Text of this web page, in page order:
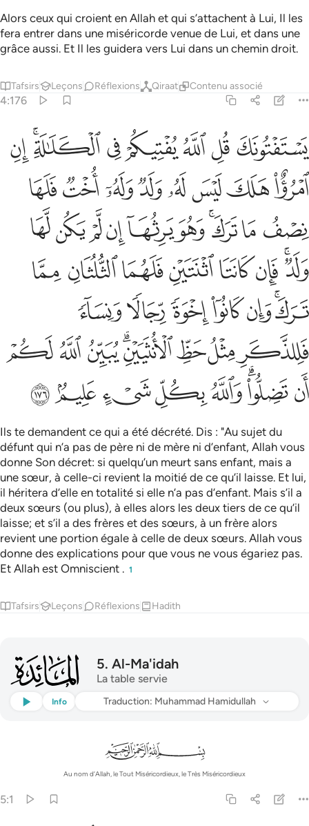
Alors ceux qui croient en Allah et qui s’attachent à Lui, Il les
fera entrer dans une miséricorde venue de Lui, et dans une
grâce aussi. Et Il les guidera vers Lui dans un chemin droit.
Tafsirs Leçons Réflexions Qiraat Contenu associé
4:176
يستفتونك قل الله يفتيكم في الكلالة ان امرو هلك ليس له ولد وله اخت
يَسْتَفْتُونَكَ قُلِ ٱللَّهُ يُفْتِيكُمْ فِى ٱلْكَلَـٰلَةِ ۚ إِنِ ٱمْرُؤٌا۟ هَلَكَ لَيْسَ
ﱁﱂﱃﱄﱅﱆﱇﱈ
ﱉﱊﱋﱌﱍﱎﱏﱐ
ﱑﱒﱓﱔﱕﱖﱗﱘﱙﱚ
ﱛﱜﱝﱞﱟﱠﱡﱢ
ﱣﱤﱥﱦﱧﱨﱩ
ﱪﱫﱬﱭﱮﱯﱰﱱ
ﱲﱳﱴﱵﱶﱷﱸﱹ
Ils te demandent ce qui a été décrété. Dis : "Au sujet du
défunt qui n’a pas de père ni de mère ni d’enfant, Allah vous
donne Son décret: si quelqu’un meurt sans enfant, mais a
une sœur, à celle-ci revient la moitié de ce qu’il laisse. Et lui,
il héritera d’elle en totalité si elle n’a pas d’enfant. Mais s’il a
deux sœurs (ou plus), à elles alors les deux tiers de ce qu’il
laisse; et s’il a des frères et des sœurs, à un frère alors
revient une portion égale à celle de deux sœurs. Allah vous
donne des explications pour que vous ne vous égariez pas.
Et Allah est Omniscient . 1
Tafsirs Leçons Réflexions Hadith
005 5. Al-Ma'idah
La table servie
ÉcouterInfo Traduction: Muhammad Hamidullah
Au nom d’Allah, le Tout Miséricordieux, le Très Miséricordieux
5:1